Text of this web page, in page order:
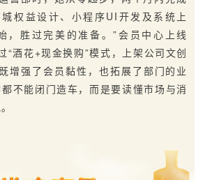
权益设计、小程序UI开发及系统上
，胜过完美的准备。”会员中心上线
“酒花+现金换购”模式，上架公司文创
增强了会员黏性，也拓展了部门的业
不能闭门造车，而是要读懂市场与消